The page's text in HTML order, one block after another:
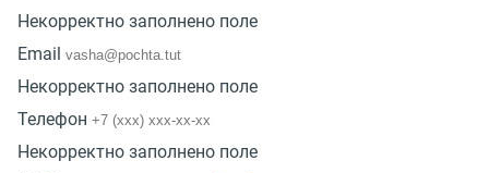
Некорректно заполнено поле
Email
Некорректно заполнено поле
Телефон
Некорректно заполнено поле